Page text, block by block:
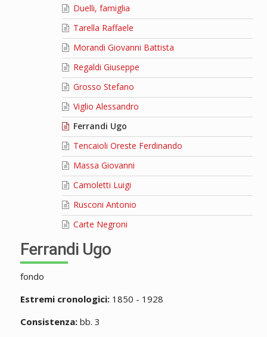
Duelli, famiglia
Tarella Raffaele
Morandi Giovanni Battista
Regaldi Giuseppe
Grosso Stefano
Viglio Alessandro
Ferrandi Ugo
Tencaioli Oreste Ferdinando
Massa Giovanni
Camoletti Luigi
Rusconi Antonio
Carte Negroni
Ferrandi Ugo
fondo
Estremi cronologici:1850 - 1928
Consistenza:bb. 3